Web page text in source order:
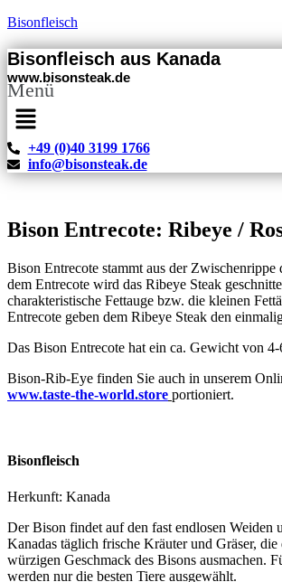
Bisonfleisch
Bisonfleisch aus Kanada
www.bisonsteak.de
Menü
+49 (0)40 3199 1766
info@bisonsteak.de
Bison Entrecote: Ribeye /
Bison Entrecote stammt aus der Zwischenrippe
dem Entrecote wird das Ribeye Steak
charakteristische Fettauge bzw. die kleinen
Entrecote geben dem Ribeye Steak den
Das Bison Entrecote hat ein ca. Gewicht von
Bison-Rib-Eye finden Sie auch in unserem
www.taste-the-world.store portioniert.
Bisonfleisch
Herkunft: Kanada
Der Bison findet auf den fast endlosen Weiden
Kanadas täglich frische Kräuter und Gräser, die
würzigen Geschmack des Bisons ausmachen.
werden nur die besten Tiere ausgewählt.